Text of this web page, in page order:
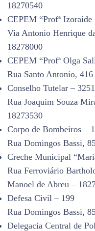
18270540
CEPEM “Profª Izoraide
Via Antonio Henrique
18278000
CEPEM “Profª Olga
Rua Santo Antonio,
Conselho Tutelar –
Rua Joaquim Souza
18273530
Corpo de Bombeiros –
Rua Domingos Bassi,
Creche Municipal
Rua Ferroviário
Manoel de Abreu –
Defesa Civil – 199
Rua Domingos Bassi,
Delegacia Central de